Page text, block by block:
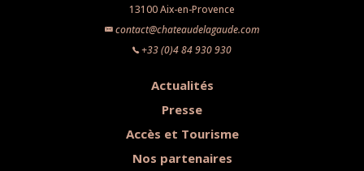
13100 Aix-en-Provence
contact@chateaudelagaude.com
+33 (0)4 84 930 930
Actualités
Presse
Accès et Tourisme
Nos partenaires